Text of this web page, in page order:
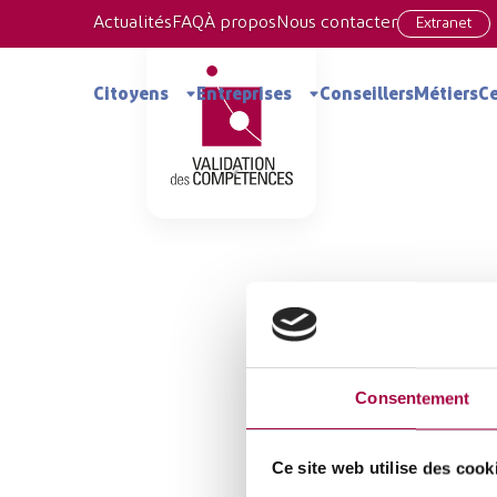
Consentement
Ce site web utilise des
Consortium de
Actualités FAQÀ propos Nous contacter Extranet
Citoyens Entreprises ConseillersMétiers